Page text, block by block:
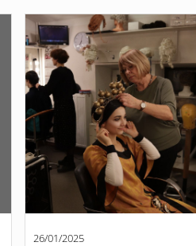
26/01/2025